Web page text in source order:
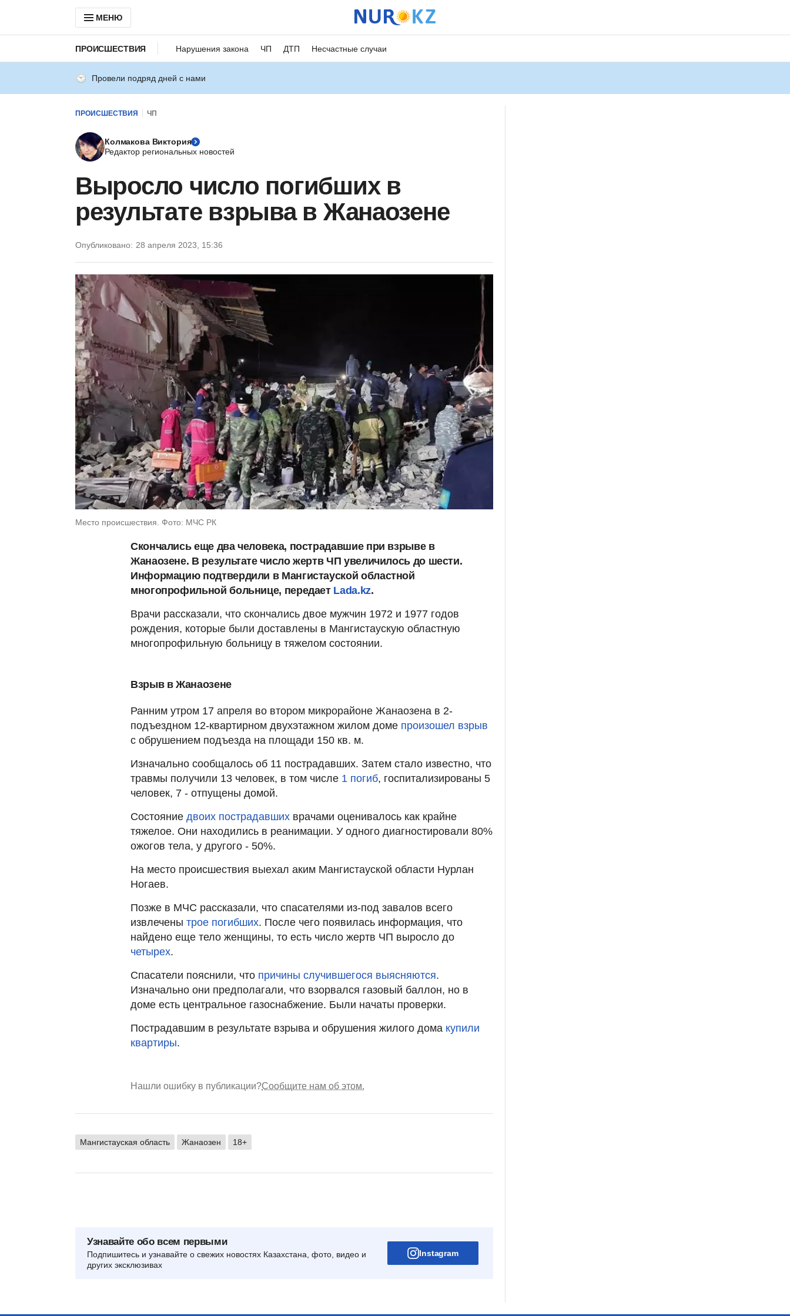
МЕНЮ
ПРОИСШЕСТВИЯ Нарушения закона ЧП ДТП Несчастные случаи
Провели подряд дней с нами
ПРОИСШЕСТВИЯ ЧП
Колмакова Виктория
Редактор региональных новостей
Выросло число погибших в
результате взрыва в Жанаозене
Опубликовано: 28 апреля 2023, 15:36
Место происшествия. Фото: МЧС РК
Скончались еще два человека, пострадавшие при взрыве в
Жанаозене. В результате число жертв ЧП увеличилось до шести.
Информацию подтвердили в Мангистауской областной
многопрофильной больнице, передает Lada.kz.
Врачи рассказали, что скончались двое мужчин 1972 и 1977 годов
рождения, которые были доставлены в Мангистаускую областную
многопрофильную больницу в тяжелом состоянии.
Взрыв в Жанаозене
Ранним утром 17 апреля во втором микрорайоне Жанаозена в 2-
подъездном 12-квартирном двухэтажном жилом доме произошел взрыв
с обрушением подъезда на площади 150 кв. м.
Изначально сообщалось об 11 пострадавших. Затем стало известно, что
травмы получили 13 человек, в том числе 1 погиб, госпитализированы 5
человек, 7 - отпущены домой.
Состояние двоих пострадавших врачами оценивалось как крайне
тяжелое. Они находились в реанимации. У одного диагностировали 80%
ожогов тела, у другого - 50%.
На место происшествия выехал аким Мангистауской области Нурлан
Ногаев.
Позже в МЧС рассказали, что спасателями из-под завалов всего
извлечены трое погибших. После чего появилась информация, что
найдено еще тело женщины, то есть число жертв ЧП выросло до
четырех.
Спасатели пояснили, что причины случившегося выясняются.
Изначально они предполагали, что взорвался газовый баллон, но в
доме есть центральное газоснабжение. Были начаты проверки.
Пострадавшим в результате взрыва и обрушения жилого дома купили
квартиры.
Нашли ошибку в публикации?Сообщите нам об этом.
Мангистауская область Жанаозен 18+
Узнавайте обо всем первыми
Подпишитесь и узнавайте о свежих новостях Казахстана, фото, видео и
других эксклюзивах
Instagram